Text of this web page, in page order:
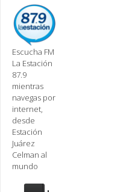
Escucha FM
La Estación
87.9
mientras
navegas por
internet,
desde
Estación
Juárez
Celman al
mundo